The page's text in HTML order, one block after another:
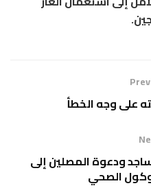
على وجه الخطأ
ودعوة المصلين إلى
الصحي